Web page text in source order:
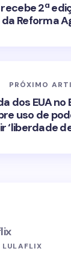
2ª
Reforma
PRÓXIMO
dos EUA
uso de
‘liberdade
LULAFLIX